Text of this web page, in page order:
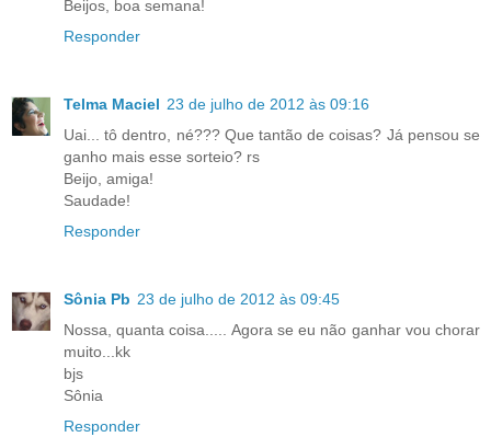
Beijos, boa semana!
Responder
Telma Maciel 23 de julho de 2012 às 09:16
Uai... tô dentro, né??? Que tantão de coisas? Já pensou se
ganho mais esse sorteio? rs
Beijo, amiga!
Saudade!
Responder
Sônia Pb 23 de julho de 2012 às 09:45
Nossa, quanta coisa..... Agora se eu não ganhar vou chorar
muito...kk
bjs
Sônia
Responder